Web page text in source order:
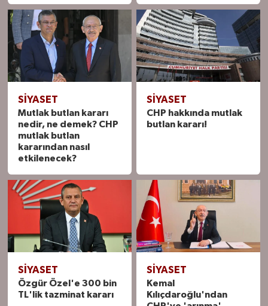
SIYASET
Mutlak butlan kararı
nedir, ne demek? CHP
mutlak butlan
kararından nasıl
etkilenecek?
SIYASET
CHP hakkında mutlak
butlan kararı!
SIYASET
Özgür Özel'e 300 bin
TL'lik tazminat kararı
SIYASET
Kemal
Kılıçdaroğlu'ndan